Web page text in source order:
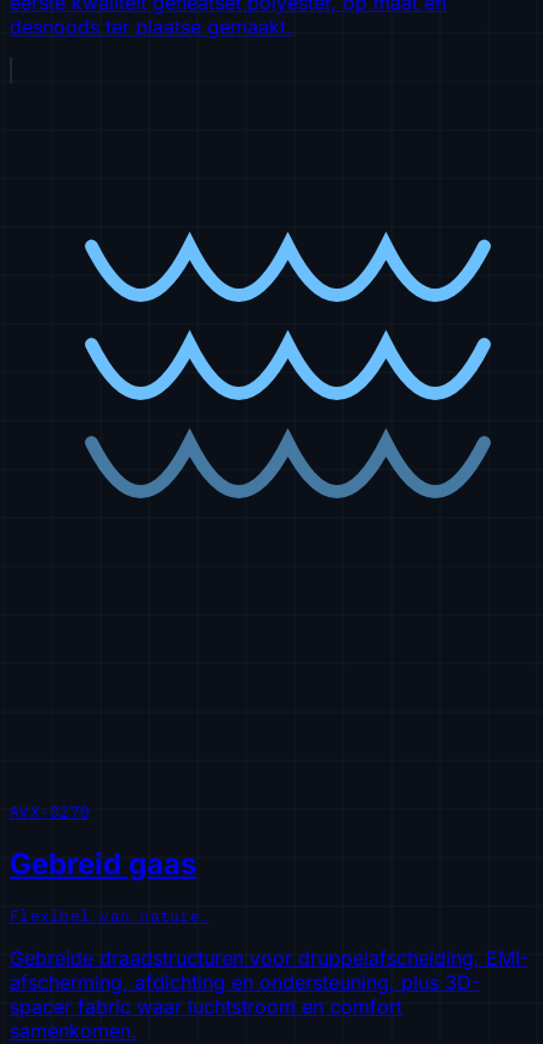
desnoods ter plaatse gemaakt.
AVX-0270
Gebreid gaas
Flexibel van nature.
Gebreide draadstructuren voor druppelafscheiding, EMI-
afscherming, afdichting en ondersteuning, plus 3D-
spacer fabric waar luchtstroom en comfort
samenkomen.